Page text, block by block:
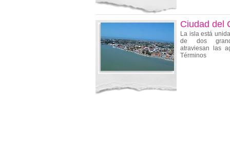
Ciudad del
La isla está
de dos
atraviesan las
Términos